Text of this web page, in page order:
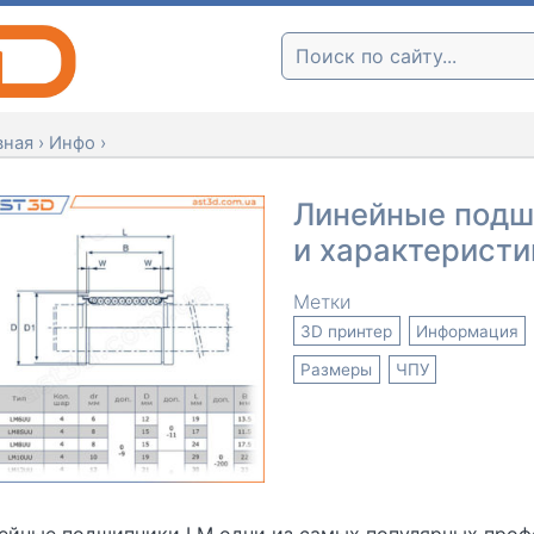
Поиск:
› Инфо ›
Линейные
и
Метки
3D принтер Информация
Размеры ЧПУ